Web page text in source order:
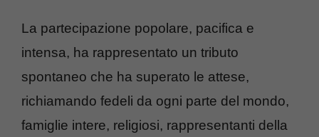
La partecipazione popolare, pacifica e
intensa, ha rappresentato un tributo
spontaneo che ha superato le attese,
richiamando fedeli da ogni parte del mondo,
famiglie intere, religiosi, rappresentanti della